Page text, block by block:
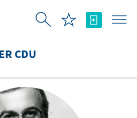
CDU